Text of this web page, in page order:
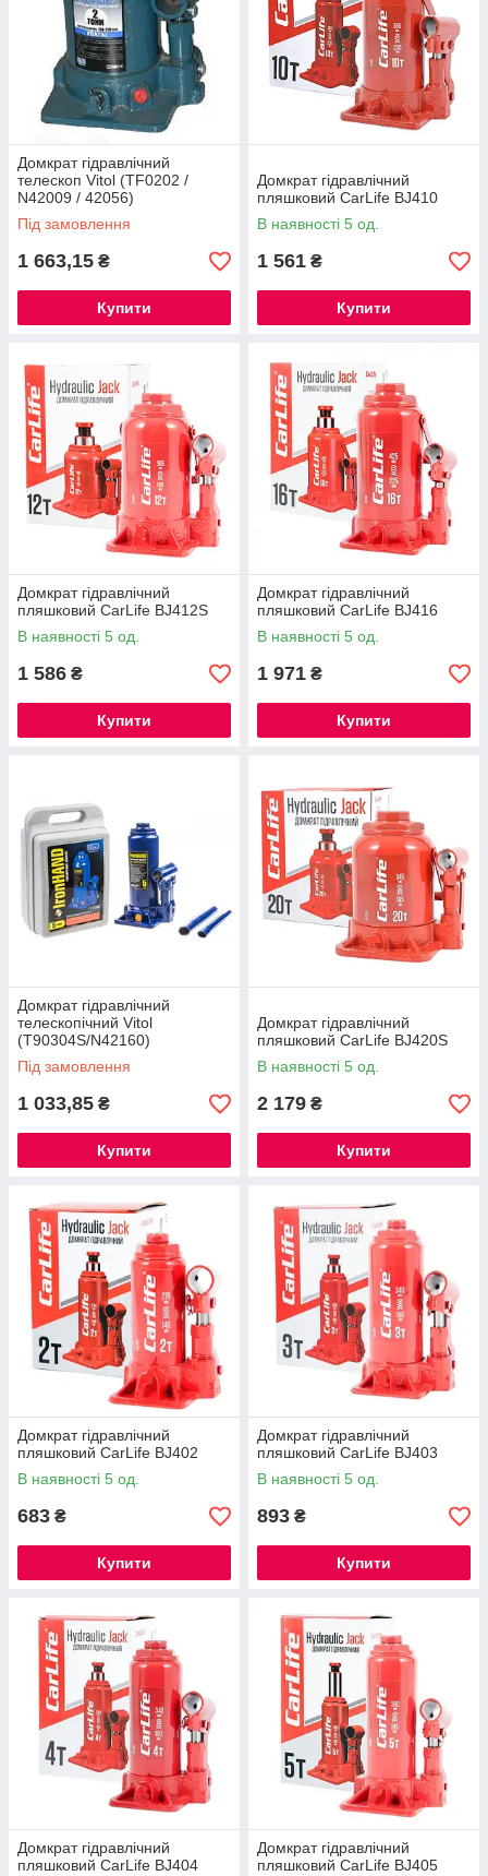
Домкрат гідравлічний
телескоп Vitol (TF0202 /
N42009 / 42056)
Під замовлення
1 663,15 ₴
Купити
Домкрат гідравлічний
пляшковий CarLife BJ410
В наявності 5 од.
1 561 ₴
Купити
Домкрат гідравлічний
пляшковий CarLife BJ412S
В наявності 5 од.
1 586 ₴
Купити
Домкрат гідравлічний
пляшковий CarLife BJ416
В наявності 5 од.
1 971 ₴
Купити
Домкрат гідравлічний
телескопічний Vitol
(T90304S/N42160)
Під замовлення
1 033,85 ₴
Купити
Домкрат гідравлічний
пляшковий CarLife BJ420S
В наявності 5 од.
2 179 ₴
Купити
Домкрат гідравлічний
пляшковий CarLife BJ402
В наявності 5 од.
683 ₴
Купити
Домкрат гідравлічний
пляшковий CarLife BJ403
В наявності 5 од.
893 ₴
Купити
Домкрат гідравлічний
пляшковий CarLife BJ404
Домкрат гідравлічний
пляшковий CarLife BJ405